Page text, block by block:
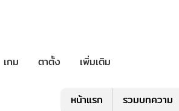
เกม ตาตั้ง เพิ่มเติม
หน้าแรก รวมบทความ